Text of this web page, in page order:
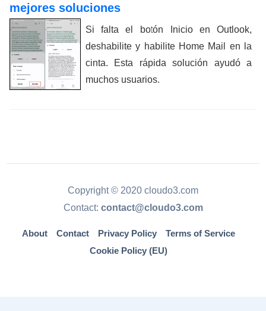
mejores soluciones
Si falta el botón Inicio en Outlook,
deshabilite y habilite Home Mail en la
cinta. Esta rápida solución ayudó a
muchos usuarios.
Copyright © 2020 cloudo3.com
Contact: contact@cloudo3.com
About Contact Privacy Policy
Terms of Service
Cookie Policy (EU)